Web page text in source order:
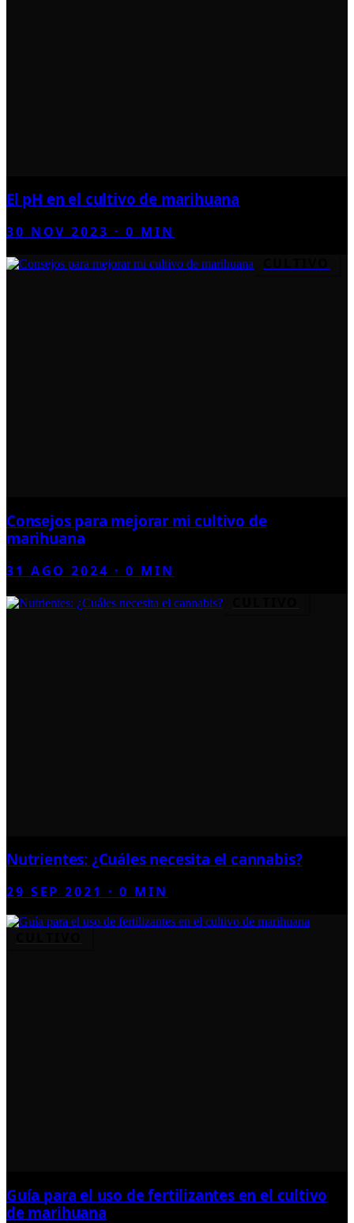
El pH en el cultivo de marihuana
30 NOV 2023 ·0 MIN
Consejos para mejorar mi cultivo de
marihuana
31 AGO 2024 ·0 MIN
Nutrientes: ¿Cuáles necesita el cannabis?
29 SEP 2021 ·0 MIN
Guía para el uso de fertilizantes en el cultivo
de marihuana